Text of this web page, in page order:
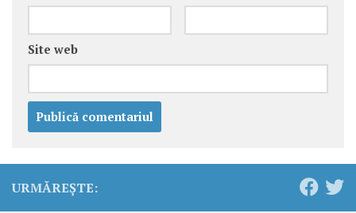
Site web
URMĂREȘTE: